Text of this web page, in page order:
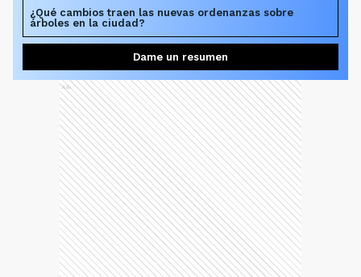
¿Qué cambios traen las nuevas ordenanzas sobre
árboles en la ciudad?
Dame un resumen
Ads